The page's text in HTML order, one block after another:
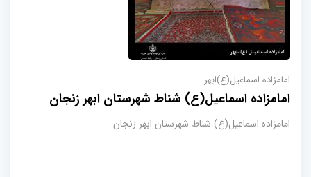
امامزاده اسماعیل(ع)ابهر
امامزاده اسماعیل(ع) شناط شهرستان ابهر زنجان
امامزاده اسماعیل(ع) شناط شهرستان ابهر زنجان